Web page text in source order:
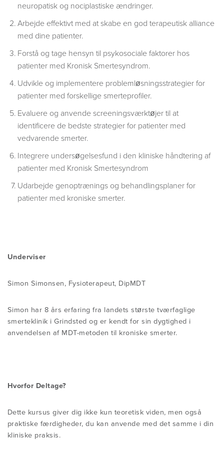
neuropatisk og nociplastiske ændringer.
Arbejde effektivt med at skabe en god terapeutisk alliance
med dine patienter.
Forstå og tage hensyn til psykosociale faktorer hos
patienter med Kronisk Smertesyndrom.
Udvikle og implementere problemløsningsstrategier for
patienter med forskellige smerteprofiler.
Evaluere og anvende screeningsværktøjer til at
identificere de bedste strategier for patienter med
vedvarende smerter.
Integrere undersøgelsesfund i den kliniske håndtering af
patienter med Kronisk Smertesyndrom
Udarbejde genoptrænings og behandlingsplaner for
patienter med kroniske smerter.
Underviser
Simon Simonsen, Fysioterapeut, DipMDT
Simon har 8 års erfaring fra landets største tværfaglige
smerteklinik i Grindsted og er kendt for sin dygtighed i
anvendelsen af MDT-metoden til kroniske smerter.
Hvorfor Deltage?
Dette kursus giver dig ikke kun teoretisk viden, men også
praktiske færdigheder, du kan anvende med det samme i din
kliniske praksis.